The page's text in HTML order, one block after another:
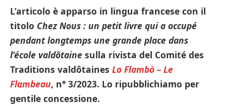
L’articolo è apparso in lingua francese con il
titolo Chez Nous : un petit livre qui a occupé
pendant longtemps une grande place dans
l’école valdôtaine sulla rivista del Comité des
Traditions valdôtaines Lo Flambò – Le
Flambeau, n° 3/2023. Lo ripubblichiamo per
gentile concessione.